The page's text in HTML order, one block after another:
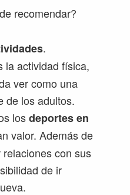
recomendar?
.
la actividad física,
ver como una
de los adultos.
losdeportes en
valor. Además de
con sus
de ir